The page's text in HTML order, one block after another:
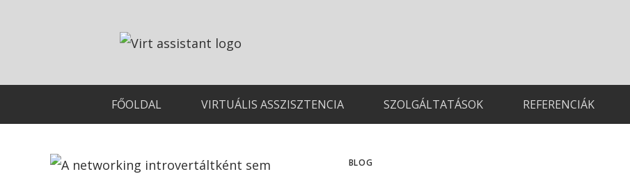
FŐOLDAL VIRTUÁLIS ASSZISZTENCIA SZOLGÁLTATÁSOK REFERENCIÁK
BLOG